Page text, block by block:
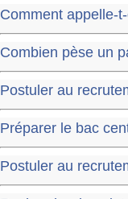
Comment appelle-
Combien pèse un
Postuler au
Préparer le bac
Postuler au